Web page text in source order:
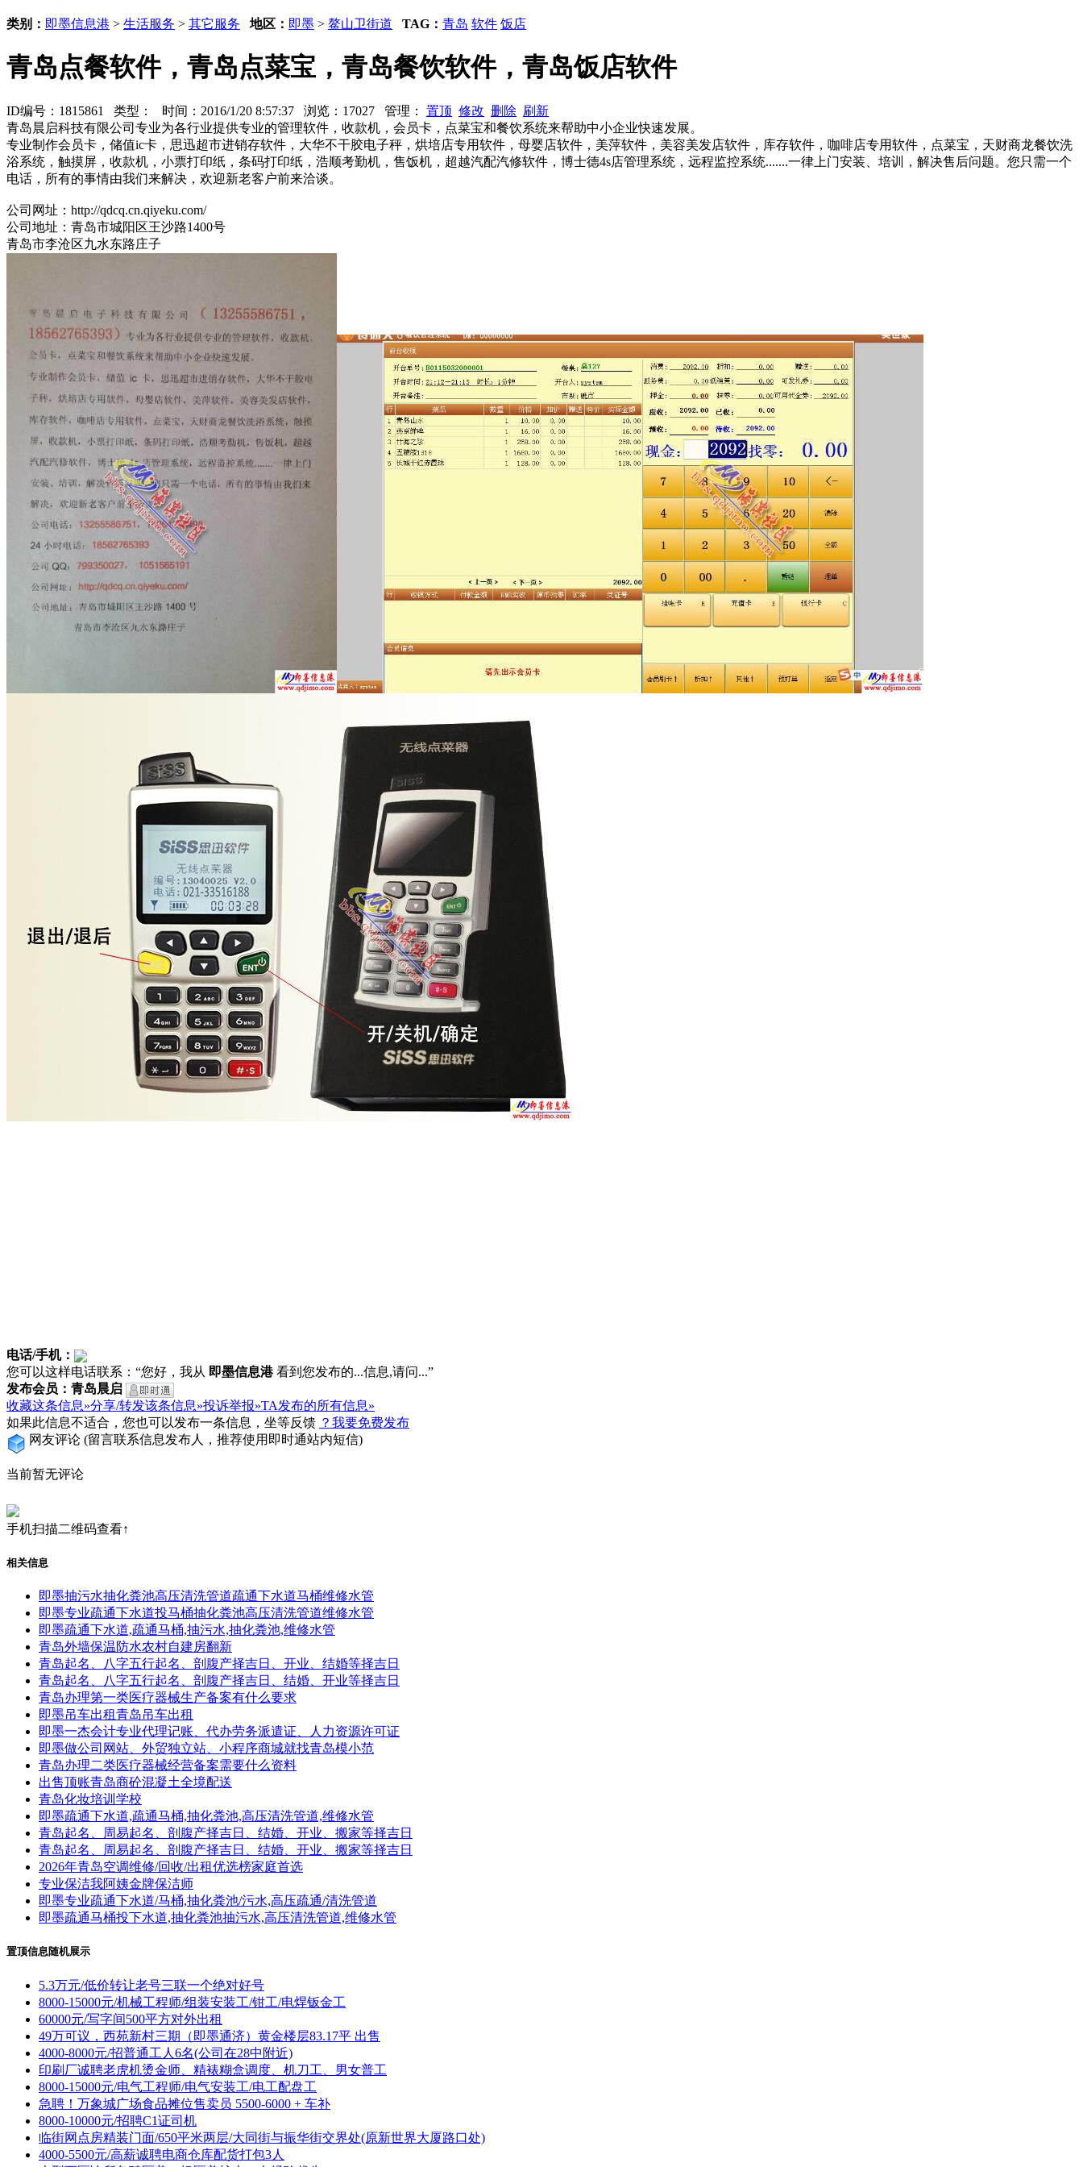
类别： 即墨信息港 > 生活服务 > 其它服务 地区： 即墨 > 鳌山卫街道 TAG： 青岛 软件 饭店
青岛点餐软件，青岛点菜宝，青岛餐饮软件，青岛饭店软件
ID编号：1815861 类型： 时间：2016/1/20 8:57:37 浏览：17027 管理： 置顶 修改 删除 刷新
青岛晨启科技有限公司专业为各行业提供专业的管理软件，收款机，会员卡，点菜宝和餐饮系统来帮助中小企业快速发展。
专业制作会员卡，储值ic卡，思迅超市进销存软件，大华不干胶电子秤，烘培店专用软件，母婴店软件，美萍软件，美容美发店软件，库存软件，咖啡店专用软件，点菜宝，天财商龙餐饮洗
浴系统，触摸屏，收款机，小票打印纸，条码打印纸，浩顺考勤机，售饭机，超越汽配汽修软件，博士德4s店管理系统，远程监控系统.......一律上门安装、培训，解决售后问题。您只需一个
电话，所有的事情由我们来解决，欢迎新老客户前来洽谈。
公司网址：http://qdcq.cn.qiyeku.com/
公司地址：青岛市城阳区王沙路1400号
青岛市李沧区九水东路庄子
电话/手机：
您可以这样电话联系：“您好，我从 即墨信息港看到您发布的...信息,请问...”
发布会员：青岛晨启
收藏这条信息»分享/转发该条信息»投诉举报»TA发布的所有信息»
如果此信息不适合，您也可以发布一条信息，坐等反馈 ？我要免费发布
网友评论 (留言联系信息发布人，推荐使用即时通站内短信)
当前暂无评论
手机扫描二维码查看↑
相关信息
即墨抽污水抽化粪池高压清洗管道疏通下水道马桶维修水管
即墨专业疏通下水道投马桶抽化粪池高压清洗管道维修水管
即墨疏通下水道,疏通马桶,抽污水,抽化粪池,维修水管
青岛外墙保温防水农村自建房翻新
青岛起名、八字五行起名、剖腹产择吉日、开业、结婚等择吉日
青岛起名、八字五行起名、剖腹产择吉日、结婚、开业等择吉日
青岛办理第一类医疗器械生产备案有什么要求
即墨吊车出租青岛吊车出租
即墨一杰会计专业代理记账、代办劳务派遣证、人力资源许可证
即墨做公司网站、外贸独立站、小程序商城就找青岛模小范
青岛办理二类医疗器械经营备案需要什么资料
出售顶账青岛商砼混凝土全境配送
青岛化妆培训学校
即墨疏通下水道,疏通马桶,抽化粪池,高压清洗管道,维修水管
青岛起名、周易起名、剖腹产择吉日、结婚、开业、搬家等择吉日
青岛起名、周易起名、剖腹产择吉日、结婚、开业、搬家等择吉日
2026年青岛空调维修/回收/出租优选榜家庭首选
专业保洁我阿姨金牌保洁师
即墨专业疏通下水道/马桶,抽化粪池/污水,高压疏通/清洗管道
即墨疏通马桶投下水道,抽化粪池抽污水,高压清洗管道,维修水管
置顶信息随机展示
5.3万元/低价转让老号三联一个绝对好号
8000-15000元/机械工程师/组装安装工/钳工/电焊钣金工
60000元/写字间500平方对外出租
49万可议，西苑新村三期（即墨通济）黄金楼层83.17平 出售
4000-8000元/招普通工人6名(公司在28中附近)
印刷厂诚聘老虎机烫金师、精裱糊盒调度、机刀工、男女普工
8000-15000元/电气工程师/电气安装工/电工配盘工
急聘！万象城广场食品摊位售卖员 5500-6000 + 车补
8000-10000元/招聘C1证司机
临街网点房精装门面/650平米两层/大同街与振华街交界处(原新世界大厦路口处)
4000-5500元/高薪诚聘电商仓库配货打包3人